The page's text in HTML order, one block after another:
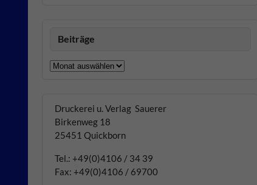
Beiträge
Beiträge
Druckerei u. Verlag Sauerer
Birkenweg 18
25451 Quickborn
Tel.: +49(0)4106 / 34 39
Fax: +49(0)4106 / 69700